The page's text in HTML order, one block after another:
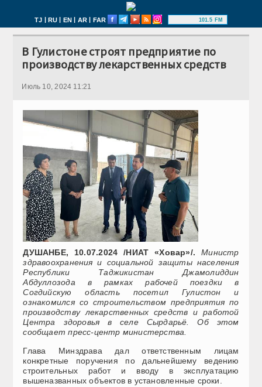
TJ | RU | EN | AR | FAR 101.5 FM
В Гулистоне строят предприятие по
производству лекарственных средств
Июль 10, 2024 11:21
ДУШАНБЕ, 10.07.2024 /НИАТ «Ховар»/.
Министр
здравоохранения и социальной защиты населения
Республики Таджикистан Джамолиддин
Абдуллозода в рамках рабочей поездки в
Согдийскую область посетил Гулистон и
ознакомился со строительством предприятия по
производству лекарственных средств и работой
Центра здоровья в селе Сырдарьё. Об этом
сообщает пресс-центр министерства.
Глава Минздрава дал ответственным лицам
конкретные поручения по дальнейшему ведению
строительных работ и вводу в эксплуатацию
вышеназванных объектов в установленные сроки.